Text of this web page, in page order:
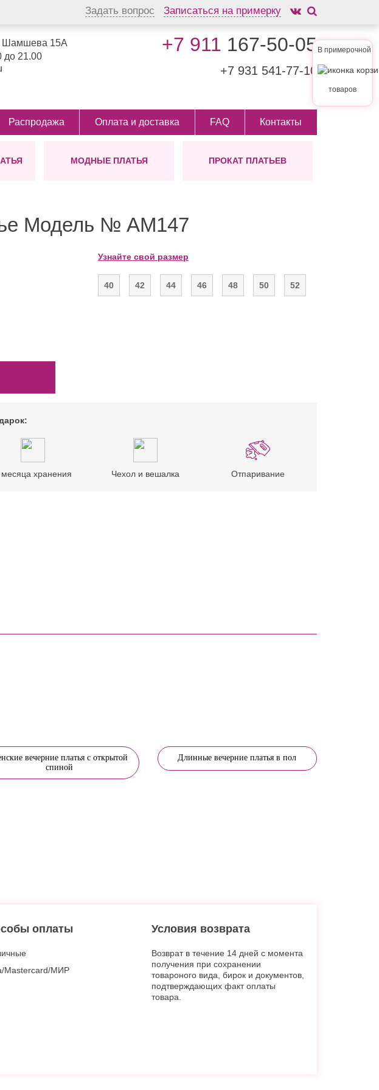
Задать вопрос Записаться на примерку
В примерочной
товаров
Шамшева 15А
до 21.00
+7 911 167-50-05
+7 931 541-77-10
С корсетом
размеры
пышных дам
Миди
Распродажа Оплата и доставка FAQ Контакты
МОДНЫЕ ПЛАТЬЯ ПРОКАТ ПЛАТЬЕВ
Модель № AМ147
Узнайте свой размер
40 42 44 46 48 50 52
месяца хранения Чехол и вешалка Отпаривание
вечерние платья с открытой
спиной
Длинные вечерние платья в пол
оплаты
Mastercard/МИР
Условия возврата
Возврат в течение 14 дней с момента
получения при сохранении
товароного вида, бирок и документов,
подтверждающих факт оплаты
товара.